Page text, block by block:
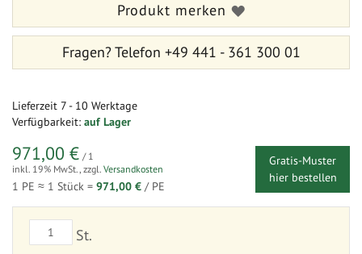
Lieferzeit 7 - 10 Werktage
Verfügbarkeit: auf Lager
971,00 € / 1
inkl. 19% MwSt., zzgl. Versandkosten
1 PE ≈ 1 Stück = 971,00 € / PE
Gratis-Muster
hier bestellen
St.
Produkt merken
Fragen?Telefon +49 441 - 361 300 01